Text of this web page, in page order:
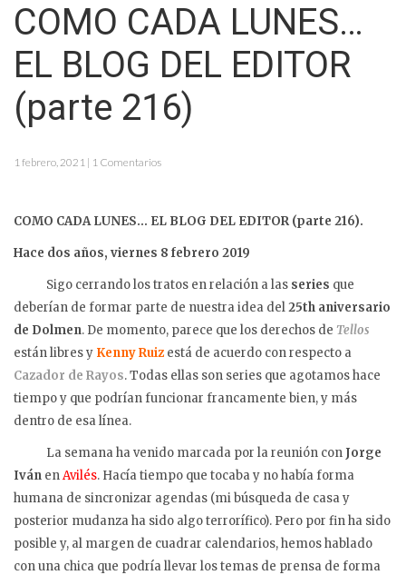
COMO CADA LUNES…
EL BLOG DEL EDITOR
(parte 216)
1 febrero, 2021 | 1 Comentarios
COMO CADA LUNES… EL BLOG DEL EDITOR (parte 216).
Hace dos años, viernes 8 febrero 2019
Sigo cerrando los tratos en relación a las series que
deberían de formar parte de nuestra idea del25th aniversario
de Dolmen. De momento, parece que los derechos de Tellos
están libres y Kenny Ruiz está de acuerdo con respecto a
Cazador de Rayos. Todas ellas son series que agotamos hace
tiempo y que podrían funcionar francamente bien, y más
dentro de esa línea.
La semana ha venido marcada por la reunión con Jorge
Iván enAvilés. Hacía tiempo que tocaba y no había forma
humana de sincronizar agendas (mi búsqueda de casa y
posterior mudanza ha sido algo terrorífico). Pero por fin ha sido
posible y, al margen de cuadrar calendarios, hemos hablado
con una chica que podría llevar los temas de prensa de forma